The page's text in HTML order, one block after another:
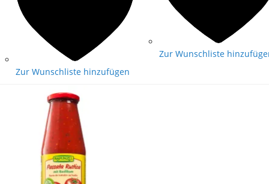
Zur Wunschliste hinzufügen
Zur Wunschliste